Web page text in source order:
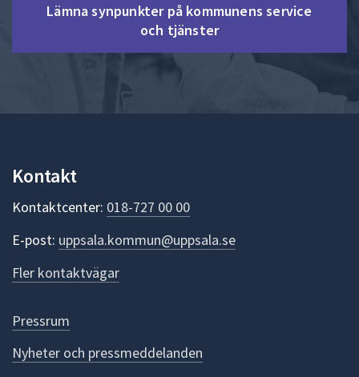
Lämna synpunkter på kommunens service
och tjänster
Kontakt
Kontaktcenter: 018-727 00 00
E-post: uppsala.kommun@uppsala.se
Fler kontaktvägar
Pressrum
Nyheter och pressmeddelanden